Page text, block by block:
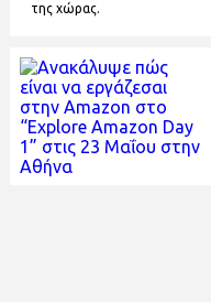
της χώρας.